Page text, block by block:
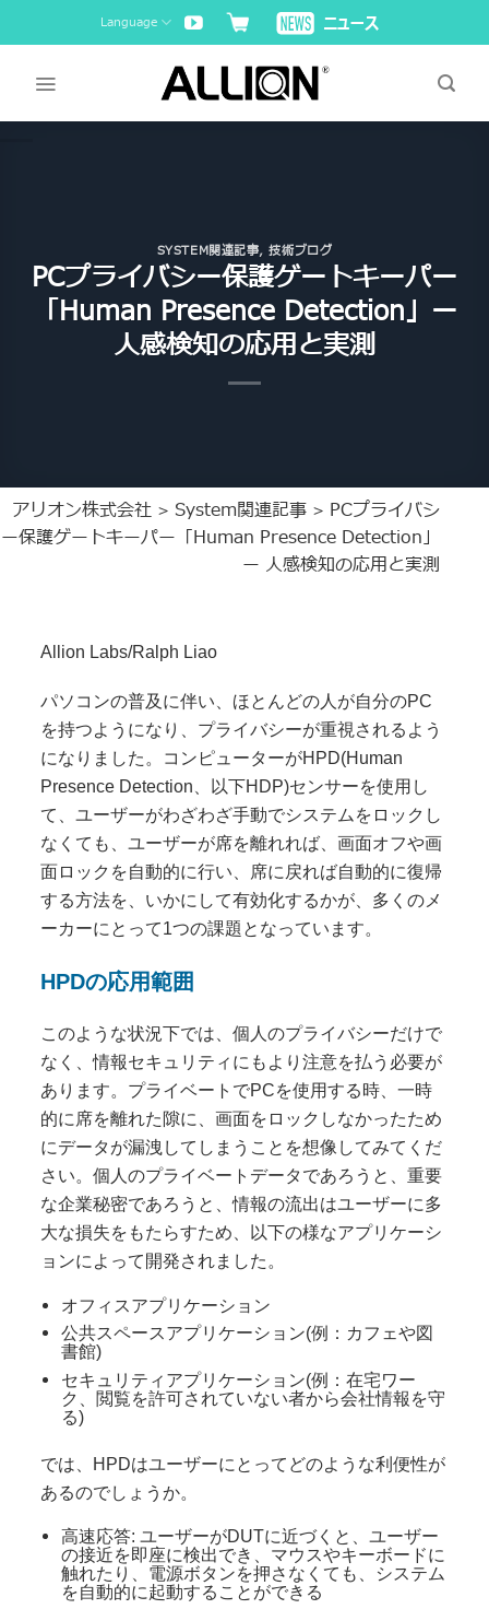
to
Language
SYSTEM関連記事,技術ブログ
PCプライバシー保護ゲートキーパー
「Human Presence Detection」ー
人感検知の応用と実測
アリオン株式会社 > System関連記事 > PCプライバシ
ー保護ゲートキーパー「Human Presence Detection」
ー 人感検知の応用と実測
Allion Labs/Ralph Liao
パソコンの普及に伴い、ほとんどの人が自分のPC
を持つようになり、プライバシーが重視されるよう
になりました。コンピューターがHPD(Human
Presence Detection、以下HDP)センサーを使用し
て、ユーザーがわざわざ手動でシステムをロックし
なくても、ユーザーが席を離れれば、画面オフや画
面ロックを自動的に行い、席に戻れば自動的に復帰
する方法を、いかにして有効化するかが、多くのメ
ーカーにとって1つの課題となっています。
HPDの応用範囲
このような状況下では、個人のプライバシーだけで
なく、情報セキュリティにもより注意を払う必要が
あります。プライベートでPCを使用する時、一時
的に席を離れた隙に、画面をロックしなかったため
にデータが漏洩してしまうことを想像してみてくだ
さい。個人のプライベートデータであろうと、重要
な企業秘密であろうと、情報の流出はユーザーに多
大な損失をもたらすため、以下の様なアプリケーシ
ョンによって開発されました。
オフィスアプリケーション
公共スペースアプリケーション(例：カフェや図
書館)
セキュリティアプリケーション(例：在宅ワー
ク、閲覧を許可されていない者から会社情報を守
る)
では、HPDはユーザーにとってどのような利便性が
あるのでしょうか。
高速応答: ユーザーがDUTに近づくと、ユーザー
の接近を即座に検出でき、マウスやキーボードに
触れたり、電源ボタンを押さなくても、システム
を自動的に起動することができる